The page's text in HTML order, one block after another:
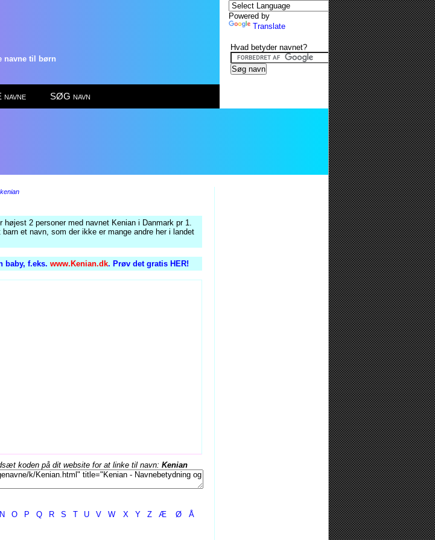
navne til børn
SØG navn
kenian
2 personer med navnet Kenian i Danmark pr 1.
et navn, som der ikke er mange andre her i landet
baby, f.eks. www.Kenian.dk. Prøv det gratis HER!
koden på dit website for at linke til navn: Kenian
N O P Q R S T U V W X Y Z Æ Ø Å
Powered by
Translate
Hvad betyder navnet?